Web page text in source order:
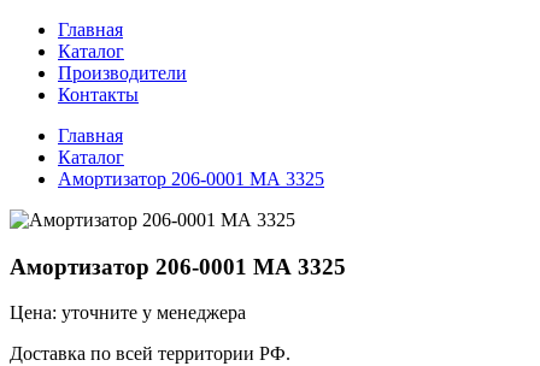
Главная
Каталог
Производители
Контакты
Главная
Каталог
Амортизатор 206-0001 МА 3325
Амортизатор 206-0001 МА 3325
Цена: уточните у менеджера
Доставка по всей территории РФ.